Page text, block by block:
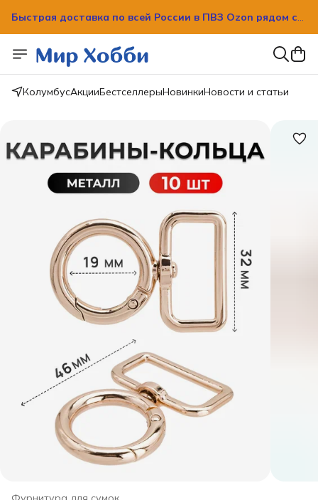
Быстрая доставка по всей России в ПВЗ Ozon рядом с
Быстрая доставка по всей России в ПВЗ Ozon рядом с
вашим домом!
КолумбусАкцииБестселлерыНовинкиНовости и статьи